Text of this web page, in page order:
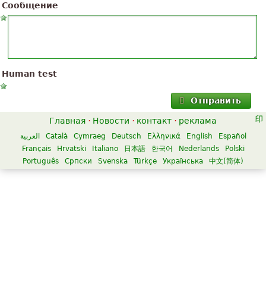
Сообщение
Human test
Отправить
Главная · Новости · контакт · реклама
العربية Català Cymraeg Deutsch Ελληνικά English
Español
Français
Hrvatski Italiano 日本語 한국어 Nederlands
Polski
Português
Српски Svenska Türkçe Українська 中文(简体)